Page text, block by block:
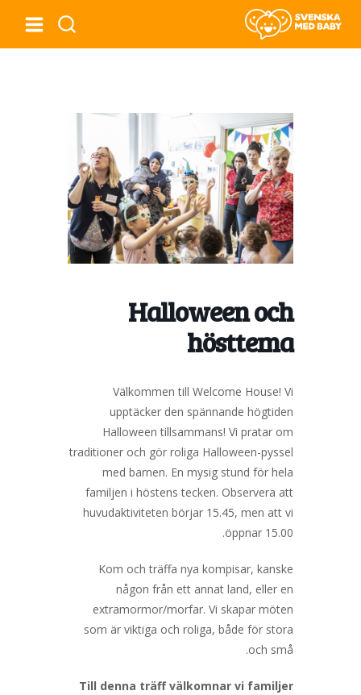
Halloween och
hösttema
Välkommen till Welcome House! Vi
upptäcker den spännande högtiden
Halloween tillsammans! Vi pratar om
traditioner och gör roliga Halloween-pyssel
med barnen. En mysig stund för hela
familjen i höstens tecken. Observera att
huvudaktiviteten börjar 15.45, men att vi
öppnar 15.00.
Kom och träffa nya kompisar, kanske
någon från ett annat land, eller en
extramormor/morfar. Vi skapar möten
som är viktiga och roliga, både för stora
och små.
Till denna träff välkomnar vi familjer